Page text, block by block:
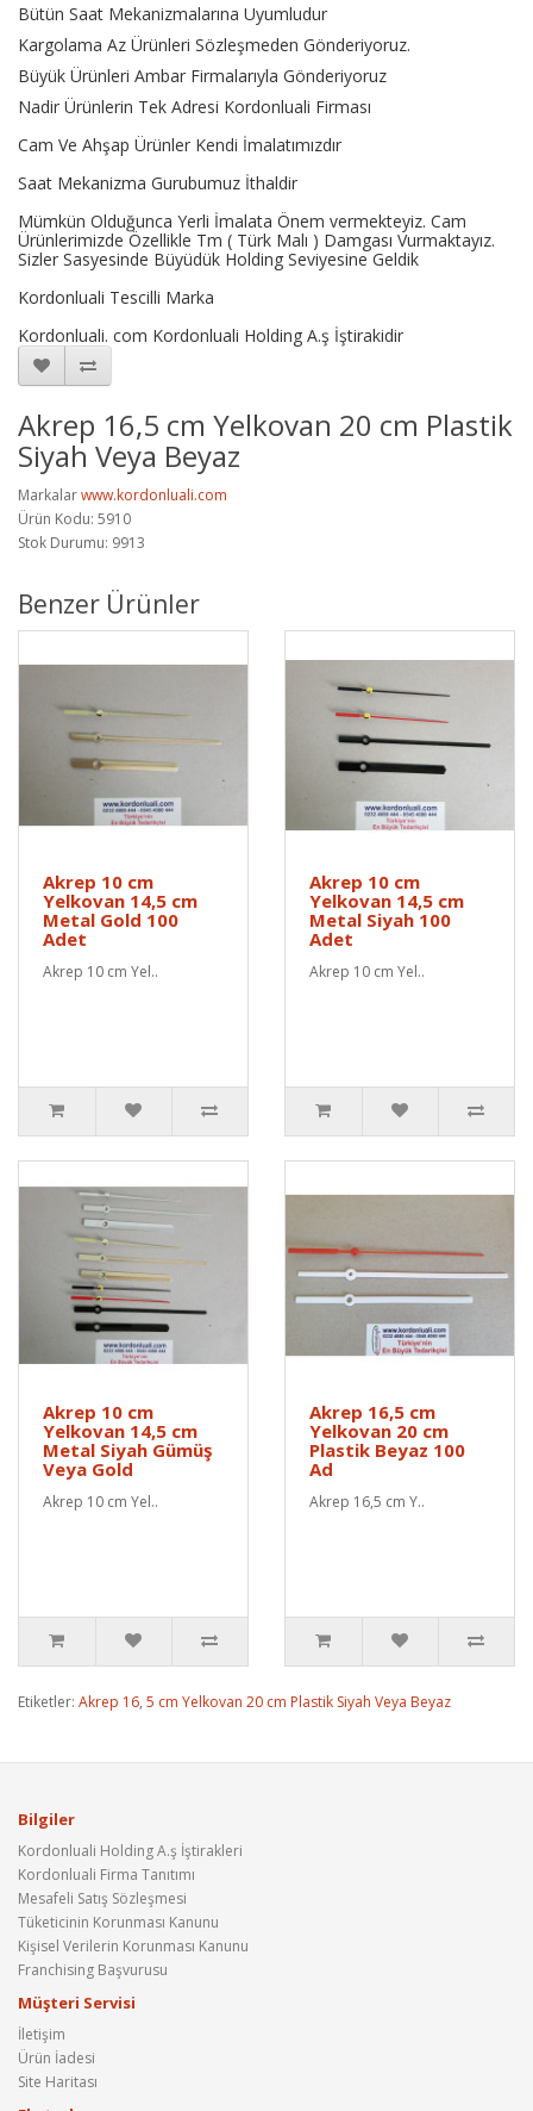
Bütün Saat Mekanizmalarına Uyumludur
Kargolama Az Ürünleri Sözleşmeden Gönderiyoruz.
Büyük Ürünleri Ambar Firmalarıyla Gönderiyoruz
Nadir Ürünlerin Tek Adresi Kordonluali Firması
Cam Ve Ahşap Ürünler Kendi İmalatımızdır
Saat Mekanizma Gurubumuz İthaldir
Mümkün Olduğunca Yerli İmalata Önem vermekteyiz. Cam
Ürünlerimizde Özellikle Tm ( Türk Malı ) Damgası Vurmaktayız.
Sizler Sasyesinde Büyüdük Holding Seviyesine Geldik
Kordonluali Tescilli Marka
Kordonluali. com Kordonluali Holding A.ş İştirakidir
Akrep 16,5 cm Yelkovan 20 cm Plastik
Siyah Veya Beyaz
Markalarwww.kordonluali.com
Ürün Kodu: 5910
Stok Durumu: 9913
Benzer Ürünler
Akrep 10 cm
Yelkovan 14,5 cm
Metal Gold 100
Adet
Akrep 10 cm Yel..
Akrep 10 cm
Yelkovan 14,5 cm
Metal Siyah 100
Adet
Akrep 10 cm Yel..
Akrep 10 cm
Yelkovan 14,5 cm
Metal Siyah Gümüş
Veya Gold
Akrep 10 cm Yel..
Akrep 16,5 cm
Yelkovan 20 cm
Plastik Beyaz 100
Ad
Akrep 16,5 cm Y..
Etiketler: Akrep 16, 5 cm Yelkovan 20 cm Plastik Siyah Veya Beyaz
Bilgiler
Kordonluali Holding A.ş İştirakleri
Kordonluali Firma Tanıtımı
Mesafeli Satış Sözleşmesi
Tüketicinin Korunması Kanunu
Kişisel Verilerin Korunması Kanunu
Franchising Başvurusu
Müşteri Servisi
İletişim
Ürün İadesi
Site Haritası